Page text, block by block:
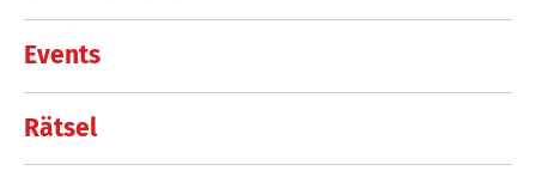
Events
Rätsel